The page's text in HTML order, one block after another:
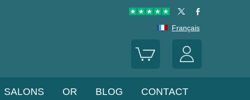
Français
SALONS OR BLOG CONTACT